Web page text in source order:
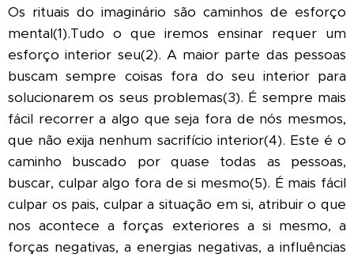
Os rituais do imaginário são caminhos de esforço
mental(1).Tudo o que iremos ensinar requer um
esforço interior seu(2). A maior parte das pessoas
buscam sempre coisas fora do seu interior para
solucionarem os seus problemas(3). É sempre mais
fácil recorrer a algo que seja fora de nós mesmos,
que não exija nenhum sacrifício interior(4). Este é o
caminho buscado por quase todas as pessoas,
buscar, culpar algo fora de si mesmo(5). É mais fácil
culpar os pais, culpar a situação em si, atribuir o que
nos acontece a forças exteriores a si mesmo, a
forças negativas, a energias negativas, a influências